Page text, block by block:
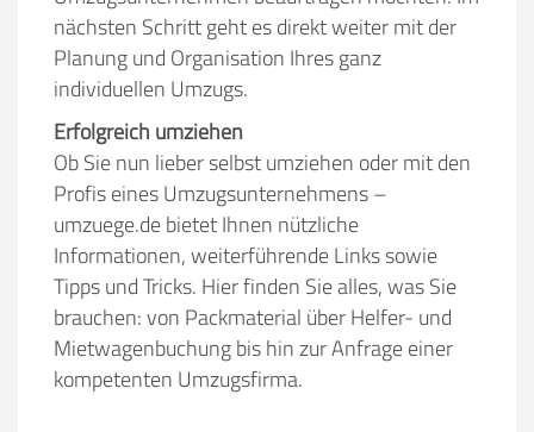
nächsten Schritt geht es direkt weiter mit der
Planung und Organisation Ihres ganz
individuellen Umzugs.
Erfolgreich umziehen
Ob Sie nun lieber selbst umziehen oder mit den
Profis eines Umzugsunternehmens –
umzuege.de bietet Ihnen nützliche
Informationen, weiterführende Links sowie
Tipps und Tricks. Hier finden Sie alles, was Sie
brauchen: von Packmaterial über Helfer- und
Mietwagenbuchung bis hin zur Anfrage einer
kompetenten Umzugsfirma.